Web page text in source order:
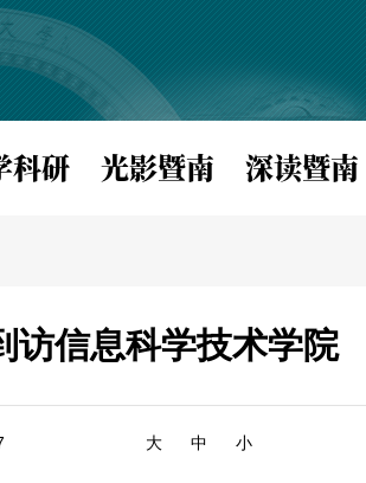
科研 光影暨南 深读暨南
访信息科学技术学院
大 中 小